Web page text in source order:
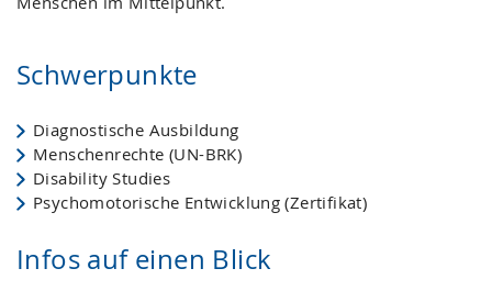
Schwerpunkte
Diagnostische Ausbildung
Menschenrechte (UN-BRK)
Disability Studies
Psychomotorische Entwicklung (Zertifikat)
Infos auf einen Blick